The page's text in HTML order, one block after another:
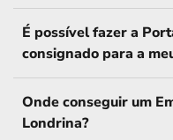
É possível fazer a
consignado para a
Onde conseguir um
Londrina?